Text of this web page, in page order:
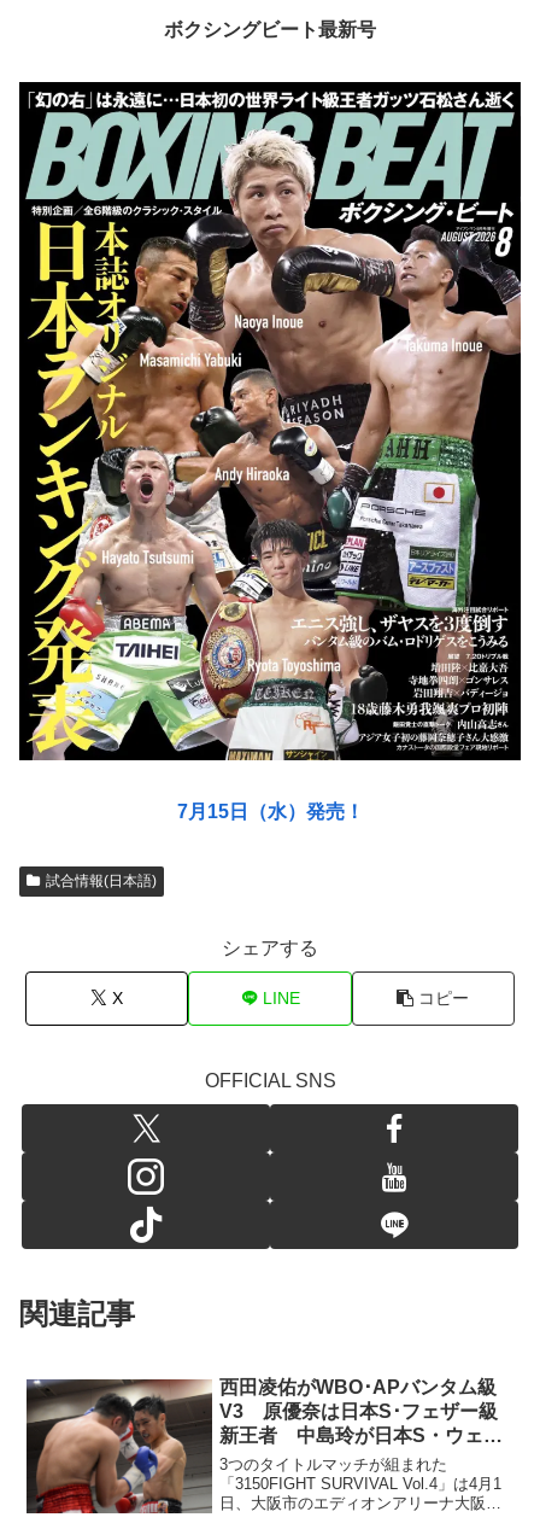
ボクシングビート最新号
7月15日（水）発売！
試合情報(日本語)
シェアする
X LINE コピー
OFFICIAL SNS
関連記事
西田凌佑がWBO･APバンタム級
V3 原優奈は日本S･フェザー級
新王者 中島玲が日本S・ウェル
ター級暫定王座獲得
3つのタイトルマッチが組まれた
「3150FIGHT SURVIVAL Vol.4」は4月1
日、大阪市のエディオンアリーナ大阪第